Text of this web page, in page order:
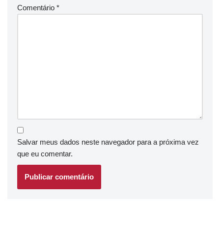
Comentário *
Salvar meus dados neste navegador para a próxima vez
que eu comentar.